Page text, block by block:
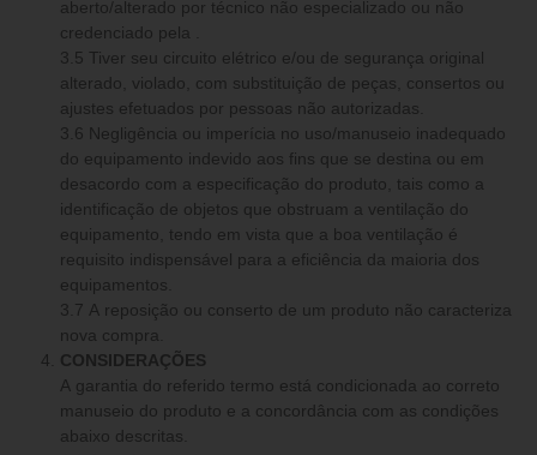
aberto/alterado por técnico não especializado ou não
credenciado pela .
3.5 Tiver seu circuito elétrico e/ou de segurança original
alterado, violado, com substituição de peças, consertos ou
ajustes efetuados por pessoas não autorizadas.
3.6 Negligência ou imperícia no uso/manuseio inadequado
do equipamento indevido aos fins que se destina ou em
desacordo com a especificação do produto, tais como a
identificação de objetos que obstruam a ventilação do
equipamento, tendo em vista que a boa ventilação é
requisito indispensável para a eficiência da maioria dos
equipamentos.
3.7 A reposição ou conserto de um produto não caracteriza
nova compra.
CONSIDERAÇÕES
A garantia do referido termo está condicionada ao correto
manuseio do produto e a concordância com as condições
abaixo descritas.